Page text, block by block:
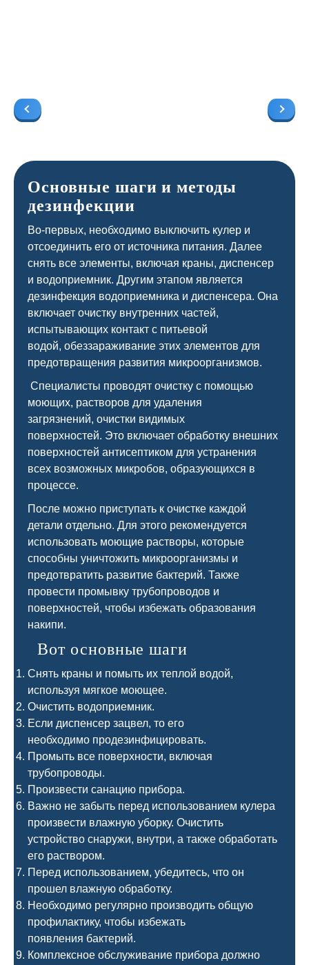
Основные шаги и методы
дезинфекции
Во-первых, необходимо выключить кулер и
отсоединить его от источника питания. Далее
снять все элементы, включая краны, диспенсер
и водоприемник. Другим этапом является
дезинфекция водоприемника и диспенсера. Она
включает очистку внутренних частей,
испытывающих контакт с питьевой
водой, обеззараживание этих элементов для
предотвращения развития микроорганизмов.
Специалисты проводят очистку с помощью
моющих, растворов для удаления
загрязнений, очистки видимых
поверхностей. Это включает обработку внешних
поверхностей антисептиком для устранения
всех возможных микробов, образующихся в
процессе.
После можно приступать к очистке каждой
детали отдельно. Для этого рекомендуется
использовать моющие растворы, которые
способны уничтожить микроорганизмы и
предотвратить развитие бактерий. Также
провести промывку трубопроводов и
поверхностей, чтобы избежать образования
накипи.
Вот основные шаги
Снять краны и помыть их теплой водой,
используя мягкое моющее.
Очистить водоприемник.
Если диспенсер зацвел, то его
необходимо продезинфицировать.
Промыть все поверхности, включая
трубопроводы.
Произвести санацию прибора.
Важно не забыть перед использованием кулера
произвести влажную уборку. Очистить
устройство снаружи, внутри, а также обработать
его раствором.
Перед использованием, убедитесь, что он
прошел влажную обработку.
Необходимо регулярно производить общую
профилактику, чтобы избежать
появления бактерий.
Комплексное обслуживание прибора должно